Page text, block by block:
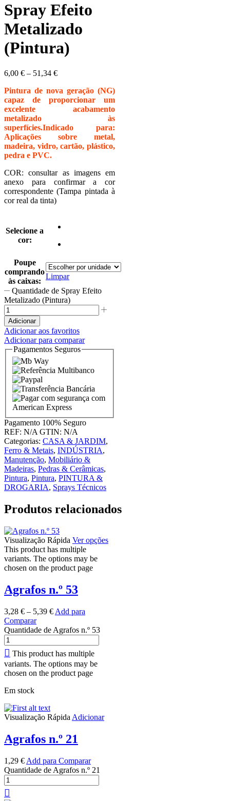
Spray Efeito
Metalizado
(Pintura)
6,00 € – 51,34 €
Pintura de nova geração (NG)
capaz de proporcionar um
excelente acabamento
metalizado às
superfícies.Indicado para:
Aplicações sobre metal,
madeira, vidro, cartão, plástico,
pedra e PVC.
COR: consultar as imagens em
anexo para confirmar a cor
correspondente (Tampa pintada à
cor real da tinta)
Selecione a
cor:
Poupe
comprando
às caixas:
Limpar
Quantidade de Spray Efeito
Metalizado (Pintura)
Adicionar
Adicionar aos favoritos
Adicionar para comparar
Pagamentos Seguros
Pagamento 100% Seguro
REF: N/A GTIN: N/A
Categorias: CASA & JARDIM,
Ferro & Metais, INDÚSTRIA,
Manutenção, Mobiliário &
Madeiras, Pedras & Cerâmicas,
Pintura, Pintura, PINTURA &
DROGARIA, Sprays Técnicos
Produtos relacionados
Visualização Rápida Ver opções
This product has multiple
variants. The options may be
chosen on the product page
Agrafos n.º 53
3,28 € – 5,39 € Add para
Comparar
Quantidade de Agrafos n.º 53
This product has multiple
variants. The options may be
chosen on the product page
Em stock
Visualização Rápida Adicionar
Agrafos n.º 21
1,29 € Add para Comparar
Quantidade de Agrafos n.º 21